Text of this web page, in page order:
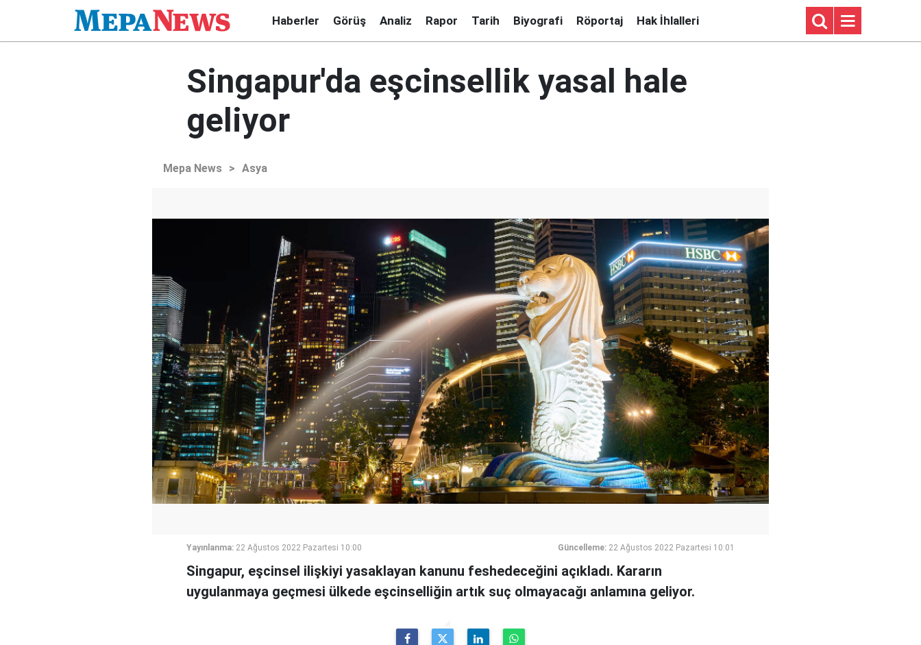
Haberler Görüş Analiz Rapor Tarih Biyografi Röportaj Hak İhlalleri
Singapur'da eşcinsellik yasal hale
geliyor
Mepa News > Asya
Yayınlanma: 22 Ağustos 2022 Pazartesi 10:00 Güncelleme: 22 Ağustos 2022 Pazartesi 10:01
Singapur, eşcinsel ilişkiyi yasaklayan kanunu feshedeceğini açıkladı. Kararın
uygulanmaya geçmesi ülkede eşcinselliğin artık suç olmayacağı anlamına geliyor.